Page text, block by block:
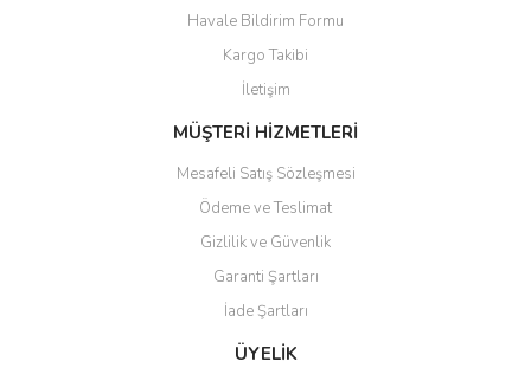
Gönder
Havale Bildirim Formu
Kargo Takibi
İletişim
MÜŞTERİ HİZMETLERİ
Mesafeli Satış Sözleşmesi
Ödeme ve Teslimat
Gizlilik ve Güvenlik
Garanti Şartları
İade Şartları
ÜYELİK